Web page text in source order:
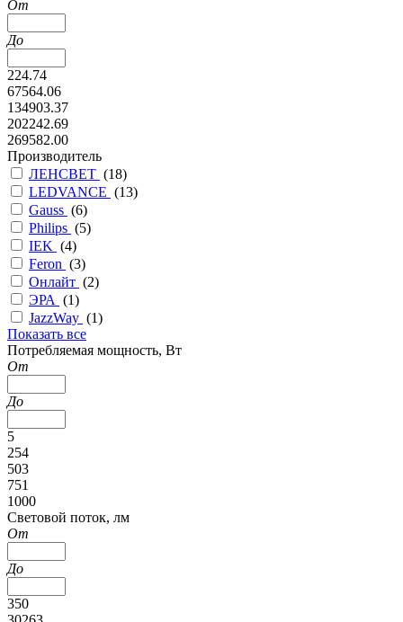
От
До
224.74
67564.06
134903.37
202242.69
269582.00
Производитель
ЛЕНСВЕТ (18)
LEDVANCE (13)
Gauss (6)
Philips (5)
IEK (4)
Feron (3)
Онлайт (2)
ЭРА (1)
JazzWay (1)
Показать все
Потребляемая мощность, Вт
От
До
5
254
503
751
1000
Cветовой поток, лм
От
До
350